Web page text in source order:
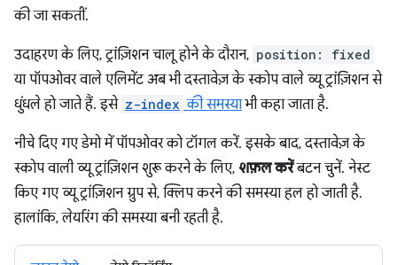
की जा सकतीं.
उदाहरण के लिए, ट्रांज़िशन चालू होने के दौरान, position: fixed
या पॉपओवर वाले एलिमेंट अब भी दस्तावेज़ के स्कोप वाले व्यू ट्रांज़िशन से
धुंधले हो जाते हैं. इसे z-index की समस्याभी कहा जाता है.
नीचे दिए गए डेमो में पॉपओवर को टॉगल करें. इसके बाद, दस्तावेज़ के
स्कोप वाली व्यू ट्रांज़िशन शुरू करने के लिए, शफ़ल करेंबटन चुनें. नेस्ट
किए गए व्यू ट्रांज़िशन ग्रुप से, क्लिप करने की समस्या हल हो जाती है.
हालांकि, लेयरिंग की समस्या बनी रहती है.